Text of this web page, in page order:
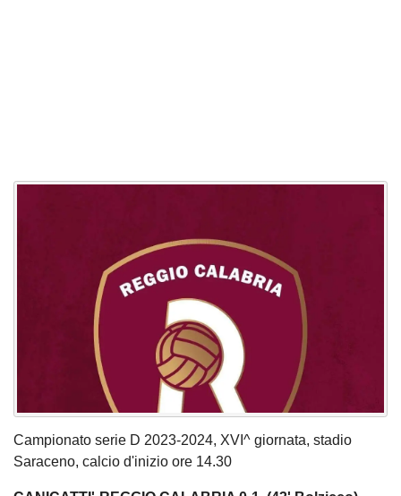
Campionato serie D 2023-2024, XVI^ giornata, stadio
Saraceno, calcio d'inizio ore 14.30